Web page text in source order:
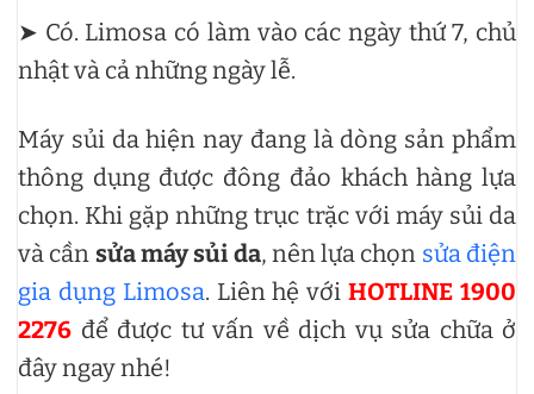
➤ Có. Limosa có làm vào các ngày thứ 7, chủ
nhật và cả những ngày lễ.
Máy sủi da hiện nay đang là dòng sản phẩm
thông dụng được đông đảo khách hàng lựa
chọn. Khi gặp những trục trặc với máy sủi da
và cần sửa máy sủi da, nên lựa chọn sửa điện
gia dụng Limosa. Liên hệ vớiHOTLINE 1900
2276 để được tư vấn về dịch vụ sửa chữa ở
đây ngay nhé!